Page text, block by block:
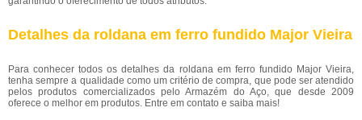
Detalhes da roldana em ferro fundido Major Vieira
Para conhecer todos os detalhes da roldana em ferro fundido Major Vieira,
tenha sempre a qualidade como um critério de compra, que pode ser atendido
pelos produtos comercializados pelo Armazém do Aço, que desde 2009
oferece o melhor em produtos. Entre em contato e saiba mais!